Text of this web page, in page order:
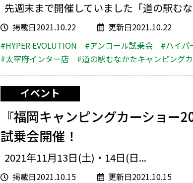
先週末まで開催していました「道の駅む
掲載日2021.10.22
更新日2021.10.22
#HYPER EVOLUTION
#アンコール試乗会 #ハイパ
#太宰府インター店
#道の駅むなかたキャンピング
イベント
『福岡キャンピングカーショー
試乗会開催！
2021年11月13日(土)・14日(日...
掲載日2021.10.15
更新日2021.10.15